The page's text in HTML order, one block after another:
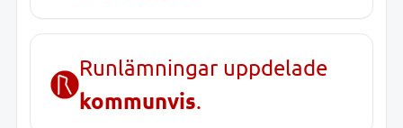
Runlämningar uppdelade
kommunvis.